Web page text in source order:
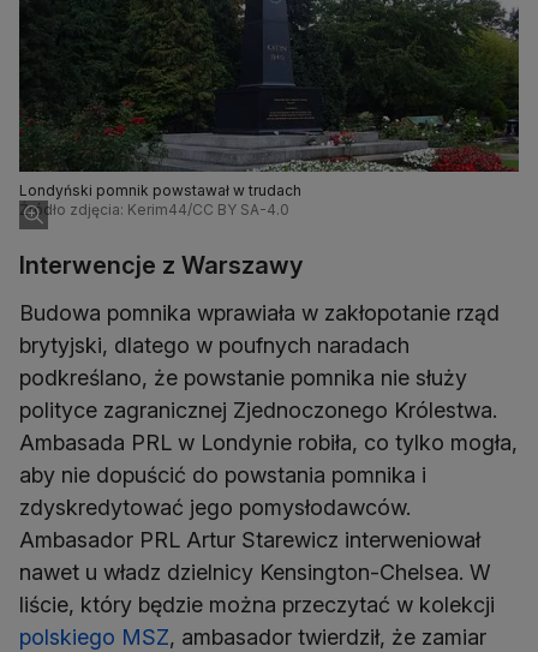
Londyński pomnik powstawał w trudach
Źródło zdjęcia: Kerim44/CC BY SA-4.0
Interwencje z Warszawy
Budowa pomnika wprawiała w zakłopotanie rząd
brytyjski, dlatego w poufnych naradach
podkreślano, że powstanie pomnika nie służy
polityce zagranicznej Zjednoczonego Królestwa.
Ambasada PRL w Londynie robiła, co tylko mogła,
aby nie dopuścić do powstania pomnika i
zdyskredytować jego pomysłodawców.
Ambasador PRL Artur Starewicz interweniował
nawet u władz dzielnicy Kensington-Chelsea. W
liście, który będzie można przeczytać w kolekcji
polskiego MSZ, ambasador twierdził, że zamiar